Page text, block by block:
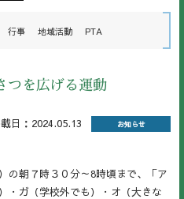
行事 地域活動 PTA
つを広げる運動
日：2024.05.13 お知らせ
の朝７時３０分～8時頃まで、「ア
・ガ（学校外でも）・オ（大きな